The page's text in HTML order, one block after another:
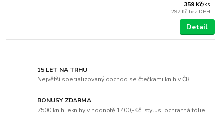
359 Kč/ks
297 Kč bez DPH
Detail
15 LET NA TRHU
Největší specializovaný obchod se čtečkami knih v ČR
BONUSY ZDARMA
7500 knih, eknihy v hodnotě 1400,-Kč, stylus, ochranná fólie